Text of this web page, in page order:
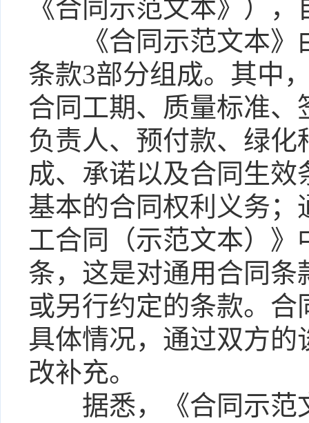
《合同示范文本》）
《合同示范文本》
条款3部分组成。其中
合同工期、质量标准
负责人、预付款、绿
成、承诺以及合同生
基本的合同权利义务；
工合同（示范文本）》
条，这是对通用合同
或另行约定的条款。
具体情况，通过双方
改补充。
据悉，《合同示范